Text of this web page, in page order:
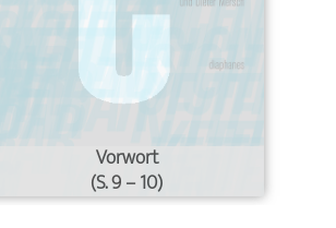
Vorwort
(S. 9 – 10)